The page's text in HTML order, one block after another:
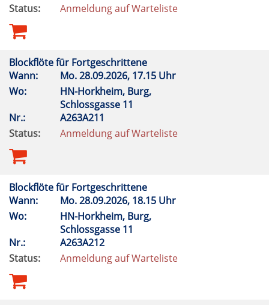
Status:
Anmeldung auf Warteliste
Blockflöte für Fortgeschrittene
Wann:
Mo.28.09.2026, 17.15 Uhr
Wo:
HN-Horkheim, Burg,
Schlossgasse 11
Nr.:
A263A211
Status:
Anmeldung auf Warteliste
Blockflöte für Fortgeschrittene
Wann:
Mo.28.09.2026, 18.15 Uhr
Wo:
HN-Horkheim, Burg,
Schlossgasse 11
Nr.:
A263A212
Status:
Anmeldung auf Warteliste